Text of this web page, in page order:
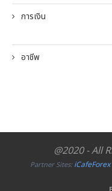
การเงิน
อาชีพ
@2020 - All
Partner Sites:iCafeForex